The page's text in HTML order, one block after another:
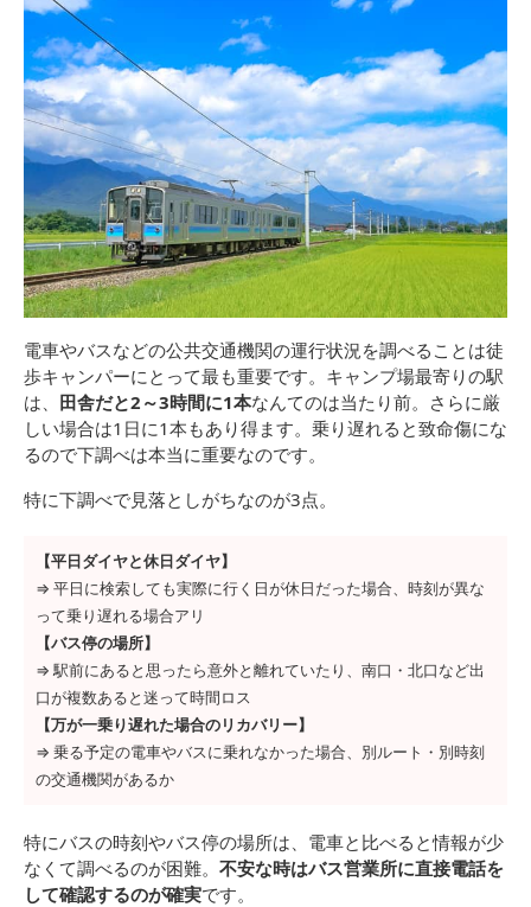
電車やバスなどの公共交通機関の運行状況を調べることは徒
歩キャンパーにとって最も重要です。キャンプ場最寄りの駅
は、 田舎だと2～3時間に1本なんてのは当たり前。さらに厳
しい場合は1日に1本もあり得ます。乗り遅れると致命傷にな
るので下調べは本当に重要なのです。
特に下調べで見落としがちなのが3点。
【平日ダイヤと休日ダイヤ】
⇒ 平日に検索しても実際に行く日が休日だった場合、時刻が異な
って乗り遅れる場合アリ
【バス停の場所】
⇒ 駅前にあると思ったら意外と離れていたり、南口・北口など出
口が複数あると迷って時間ロス
【万が一乗り遅れた場合のリカバリー】
⇒ 乗る予定の電車やバスに乗れなかった場合、別ルート・別時刻
の交通機関があるか
特にバスの時刻やバス停の場所は、電車と比べると情報が少
なくて調べるのが困難。 不安な時はバス営業所に直接電話を
して確認するのが確実です。